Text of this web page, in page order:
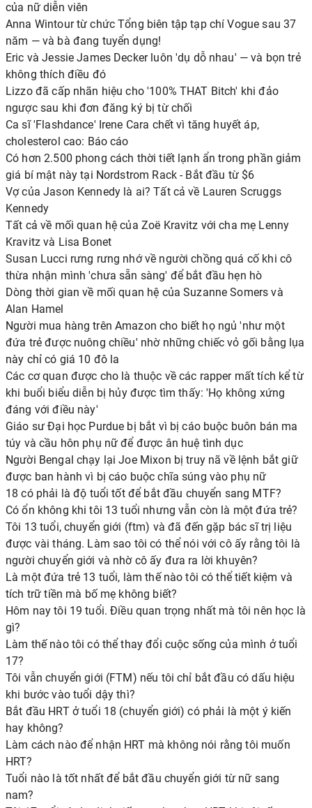
của nữ diễn viên
Anna Wintour từ chức Tổng biên tập tạp chí Vogue sau 37
năm — và bà đang tuyển dụng!
Eric và Jessie James Decker luôn 'dụ dỗ nhau' — và bọn trẻ
không thích điều đó
Lizzo đã cấp nhãn hiệu cho '100% THAT Bitch' khi đảo
ngược sau khi đơn đăng ký bị từ chối
Ca sĩ 'Flashdance' Irene Cara chết vì tăng huyết áp,
cholesterol cao: Báo cáo
Có hơn 2.500 phong cách thời tiết lạnh ẩn trong phần giảm
giá bí mật này tại Nordstrom Rack - Bắt đầu từ $6
Vợ của Jason Kennedy là ai? Tất cả về Lauren Scruggs
Kennedy
Tất cả về mối quan hệ của Zoë Kravitz với cha mẹ Lenny
Kravitz và Lisa Bonet
Susan Lucci rưng rưng nhớ về người chồng quá cố khi cô
thừa nhận mình 'chưa sẵn sàng' để bắt đầu hẹn hò
Dòng thời gian về mối quan hệ của Suzanne Somers và
Alan Hamel
Người mua hàng trên Amazon cho biết họ ngủ 'như một
đứa trẻ được nuông chiều' nhờ những chiếc vỏ gối bằng lụa
này chỉ có giá 10 đô la
Các cơ quan được cho là thuộc về các rapper mất tích kể từ
khi buổi biểu diễn bị hủy được tìm thấy: 'Họ không xứng
đáng với điều này'
Giáo sư Đại học Purdue bị bắt vì bị cáo buộc buôn bán ma
túy và cầu hôn phụ nữ để được ân huệ tình dục
Người Bengal chạy lại Joe Mixon bị truy nã về lệnh bắt giữ
được ban hành vì bị cáo buộc chĩa súng vào phụ nữ
18 có phải là độ tuổi tốt để bắt đầu chuyển sang MTF?
Có ổn không khi tôi 13 tuổi nhưng vẫn còn là một đứa trẻ?
Tôi 13 tuổi, chuyển giới (ftm) và đã đến gặp bác sĩ trị liệu
được vài tháng. Làm sao tôi có thể nói với cô ấy rằng tôi là
người chuyển giới và nhờ cô ấy đưa ra lời khuyên?
Là một đứa trẻ 13 tuổi, làm thế nào tôi có thể tiết kiệm và
tích trữ tiền mà bố mẹ không biết?
Hôm nay tôi 19 tuổi. Điều quan trọng nhất mà tôi nên học là
gì?
Làm thế nào tôi có thể thay đổi cuộc sống của mình ở tuổi
17?
Tôi vẫn chuyển giới (FTM) nếu tôi chỉ bắt đầu có dấu hiệu
khi bước vào tuổi dậy thì?
Bắt đầu HRT ở tuổi 18 (chuyển giới) có phải là một ý kiến ​​
hay không?
Làm cách nào để nhận HRT mà không nói rằng tôi muốn
HRT?
Tuổi nào là tốt nhất để bắt đầu chuyển giới từ nữ sang
nam?